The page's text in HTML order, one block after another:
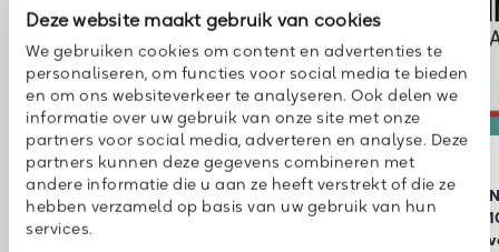
Deze website maakt gebruik van cookies
We gebruiken cookies om content en advertenties te
personaliseren, om functies voor social media te bieden
en om ons websiteverkeer te analyseren. Ook delen we
informatie over uw gebruik van onze site met onze
partners voor social media, adverteren en analyse. Deze
partners kunnen deze gegevens combineren met
andere informatie die u aan ze heeft verstrekt of die ze
hebben verzameld op basis van uw gebruik van hun
services.
Nieuws
2 augustus 2026
Klaar voor vakantie? Zo houd je
cybercriminelen buiten de deur
30 juli 2026
Onze partner
wereldwijde top
duurzame